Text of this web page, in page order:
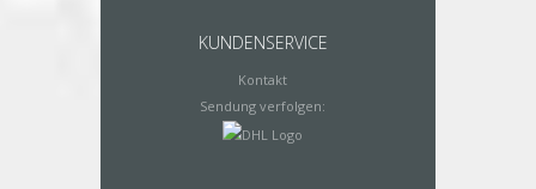
KUNDENSERVICE
Kontakt
Sendung verfolgen: